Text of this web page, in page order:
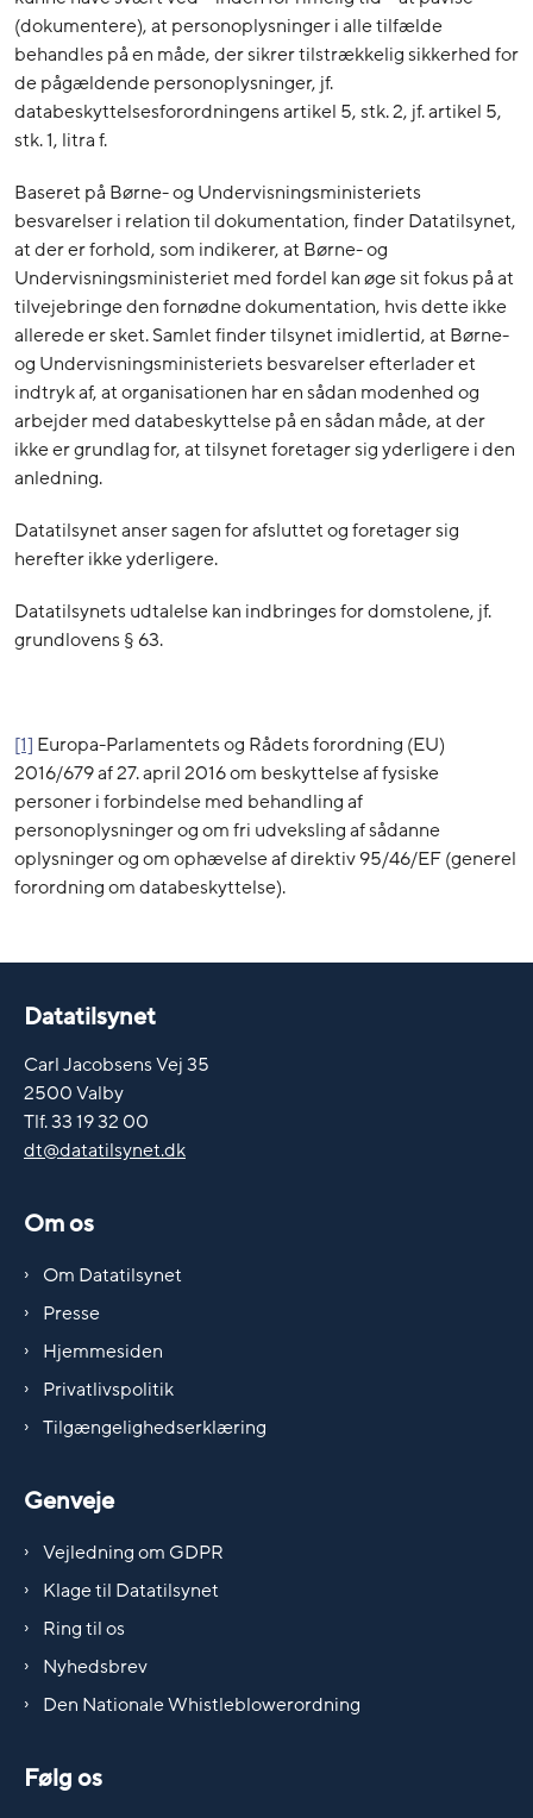
(dokumentere), at personoplysninger i alle tilfælde
behandles på en måde, der sikrer tilstrækkelig sikkerhed for
de pågældende personoplysninger, jf.
databeskyttelsesforordningens artikel 5, stk. 2, jf. artikel 5,
stk. 1, litra f.
Baseret på Børne- og Undervisningsministeriets
besvarelser i relation til dokumentation, finder Datatilsynet,
at der er forhold, som indikerer, at Børne- og
Undervisningsministeriet med fordel kan øge sit fokus på at
tilvejebringe den fornødne dokumentation, hvis dette ikke
allerede er sket. Samlet finder tilsynet imidlertid, at Børne-
og Undervisningsministeriets besvarelser efterlader et
indtryk af, at organisationen har en sådan modenhed og
arbejder med databeskyttelse på en sådan måde, at der
ikke er grundlag for, at tilsynet foretager sig yderligere i den
anledning.
Datatilsynet anser sagen for afsluttet og foretager sig
herefter ikke yderligere.
Datatilsynets udtalelse kan indbringes for domstolene, jf.
grundlovens § 63.
[1] Europa-Parlamentets og Rådets forordning (EU)
2016/679 af 27. april 2016 om beskyttelse af fysiske
personer i forbindelse med behandling af
personoplysninger og om fri udveksling af sådanne
oplysninger og om ophævelse af direktiv 95/46/EF (generel
forordning om databeskyttelse).
Datatilsynet
Carl Jacobsens Vej 35
2500 Valby
Tlf. 33 19 32 00
dt@datatilsynet.dk
Om os
Om Datatilsynet
Presse
Hjemmesiden
Privatlivspolitik
Tilgængelighedserklæring
Genveje
Vejledning om GDPR
Klage til Datatilsynet
Ring til os
Nyhedsbrev
Den Nationale Whistleblowerordning
Følg os